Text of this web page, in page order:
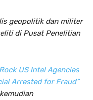
geopolitik dan militer
di Pusat Penelitian
US Intel Agencies
Arrested for Fraud”